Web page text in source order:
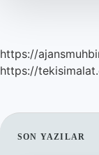
https://
https://
SON YAZILAR